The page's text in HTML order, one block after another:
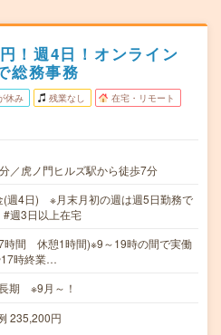
！週4日！オンライン
総務事務
休み 残業なし 在宅・リモート
／虎ノ門ヒルズ駅から徒歩7分
(週4日) ※月末月初の週は週5日勤務で
週3日以上在宅
時間 休憩1時間)※9～19時の間で実働
17時終業…
期 ※9月～！
235,200円